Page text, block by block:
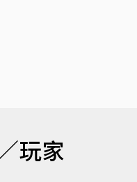
玩家